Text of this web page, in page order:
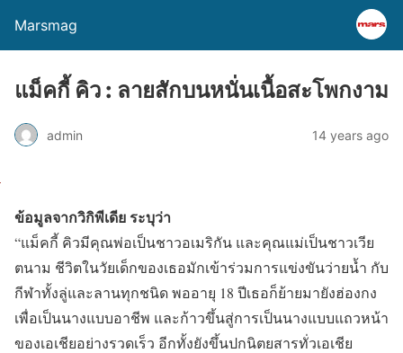
Marsmag
แม็คกี้ คิว : ลายสักบนหนั่นเนื้อสะโพกงาม
admin 14 years ago
ข้อมูลจากวิกิพีเดีย ระบุว่า
“แม็คกี้ คิวมีคุณพ่อเป็นชาวอเมริกัน และคุณแม่เป็นชาวเวีย
ตนาม ชีวิตในวัยเด็กของเธอมักเข้าร่วมการแข่งขันว่ายน้ำ กับ
กีฬาทั้งลู่และลานทุกชนิด พออายุ 18 ปีเธอก็ย้ายมายังฮ่องกง
เพื่อเป็นนางแบบอาชีพ และก้าวขึ้นสู่การเป็นนางแบบแถวหน้า
ของเอเชียอย่างรวดเร็ว อีกทั้งยังขึ้นปกนิตยสารทั่วเอเชีย